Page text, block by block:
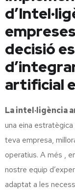
decisió
artificial
La intel·ligència
una eina
teva empresa,
operatius. A més ,
nostre equip
adaptat a les